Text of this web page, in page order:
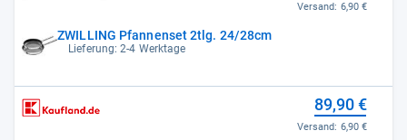
ZWILLING Pfannenset 2tlg. 24/28cm
Lieferung: 2-4 Werktage
Versand: 6,90 €
89,90 €
Versand: 6,90 €